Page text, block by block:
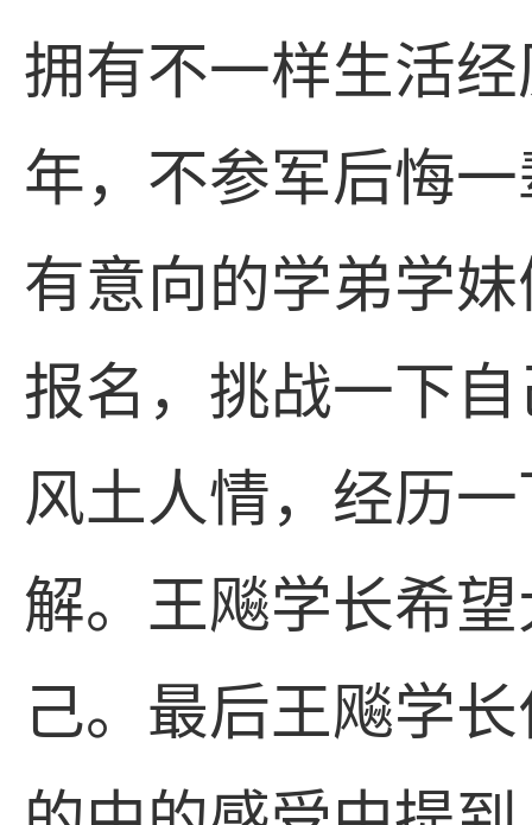
拥有不一样生活
年，不参军后悔
有意向的学弟学
报名，挑战一下
风土人情，经历
解。王飚学长希
己。最后王飚学